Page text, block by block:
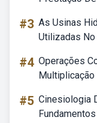
#3 As Usinas
Utilizadas
#4 Operações
#5 Cinesiologia